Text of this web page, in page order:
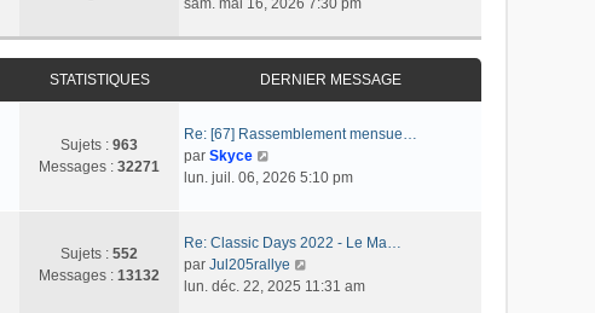
e
e
s
s
a
g
e
r
m
e
s
g
d
e
r
n
i
r
e
a
g
e
e
e
n
r
m
e
l
e
l
e
r
n
sam. mai 16, 2026 7:30 pm
STATISTIQUES DERNIER MESSAGE
Sujets : 963
Messages : 32271
Re: [67] Rassemblement mensue…
par Skyce
o
u
l
t
lun. juil. 06, 2026 5:10 pm
Sujets : 552
Messages : 13132
Re: Classic Days 2022 - Le Ma…
par Jul205rallye
o
lun. déc. 22, 2025 11:31 am